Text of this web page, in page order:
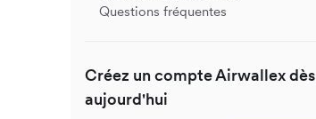
Questions fréquentes
Créez un compte Airwallex dès
aujourd'hui